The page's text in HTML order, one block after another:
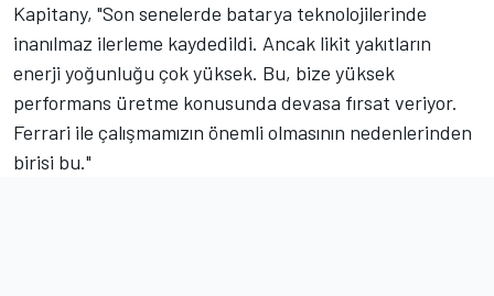
Kapitany, "Son senelerde batarya teknolojilerinde
inanılmaz ilerleme kaydedildi. Ancak likit yakıtların
enerji yoğunluğu çok yüksek. Bu, bize yüksek
performans üretme konusunda devasa fırsat veriyor.
Ferrari ile çalışmamızın önemli olmasının nedenlerinden
birisi bu."